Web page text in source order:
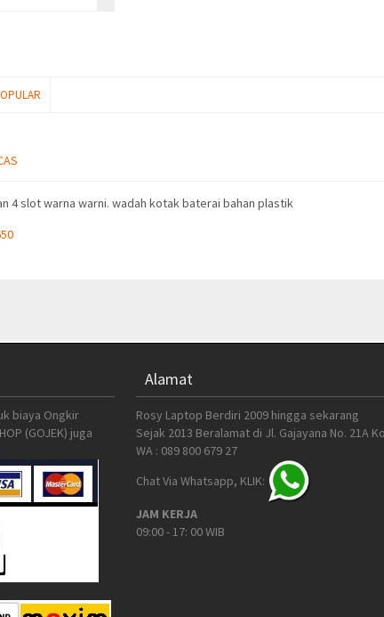
4 slot warna warni. wadah kotak baterai bahan plastik
biaya Ongkir
(GOJEK) juga
Alamat
Rosy Laptop Berdiri 2009 hingga sekarang
Sejak 2013 Beralamat di Jl. Gajayana No. 21A
WA : 089 800 679 27
Chat Via Whatsapp, KLIK:
JAM KERJA
09:00 - 17: 00 WIB